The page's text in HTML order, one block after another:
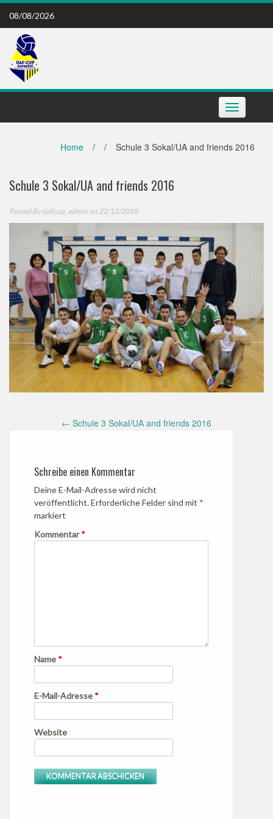
Skip
content
08/08/2026
Toggle
navigation
Home / / Schule 3 Sokal/UA and friends 2016
Schule 3 Sokal/UA and friends 2016
Posted Bydafcup_admin on 22/12/2018
navigation
← Schule 3 Sokal/UA and friends 2016
Schreibe einen Kommentar
Deine E-Mail-Adresse wird nicht
veröffentlicht.Erforderliche Felder sind mit *
markiert
Kommentar*
Name *
E-Mail-Adresse *
Website